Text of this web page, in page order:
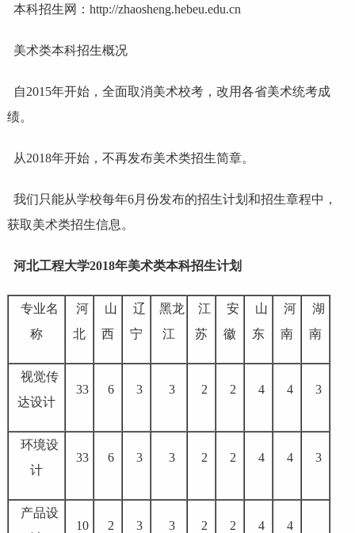
本科招生网： http://zhaosheng.hebeu.edu.cn
美术类本科招生概况
自2015年开始，全面取消美术校考，改用各省美术统考成
绩。
从2018年开始，不再发布美术类招生简章。
我们只能从学校每年6月份发布的招生计划 和招生章程中，
获取美术类招生信息。
河北工程大学2018年美术类本科招生计划
专业名
称
河
北
山
西
辽
宁
黑龙
江
江
苏
安
徽
山
东
河
南
湖
南
视觉传
达设计
33 6 3 3 2 2 4 4 3
环境设
计
33 6 3 3 2 2 4 4 3
产品设
10 2 3 3 2 2 4 4